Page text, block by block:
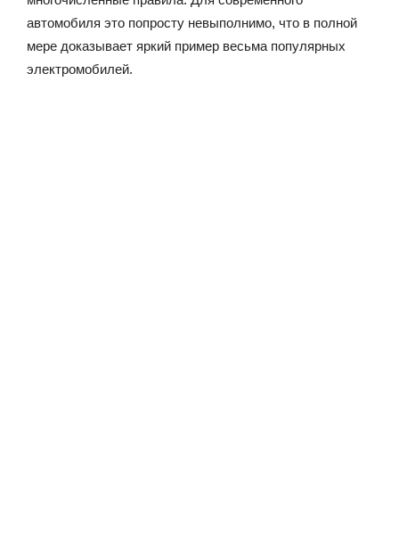
автомобиля это попросту невыполнимо, что в полной
мере доказывает яркий пример весьма популярных
электромобилей.